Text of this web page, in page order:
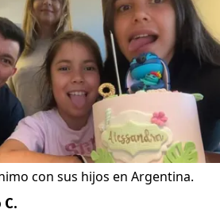
con sus hijos en Argentina.